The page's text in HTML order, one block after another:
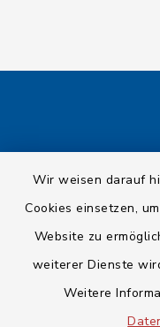
Wir weisen darauf
Cookies einsetzen,
Website zu
weiterer Dienste
Weitere